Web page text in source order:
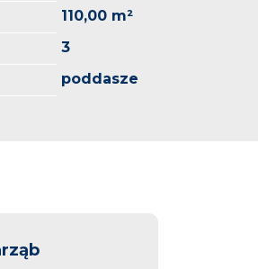
110,00 m²
3
poddasze